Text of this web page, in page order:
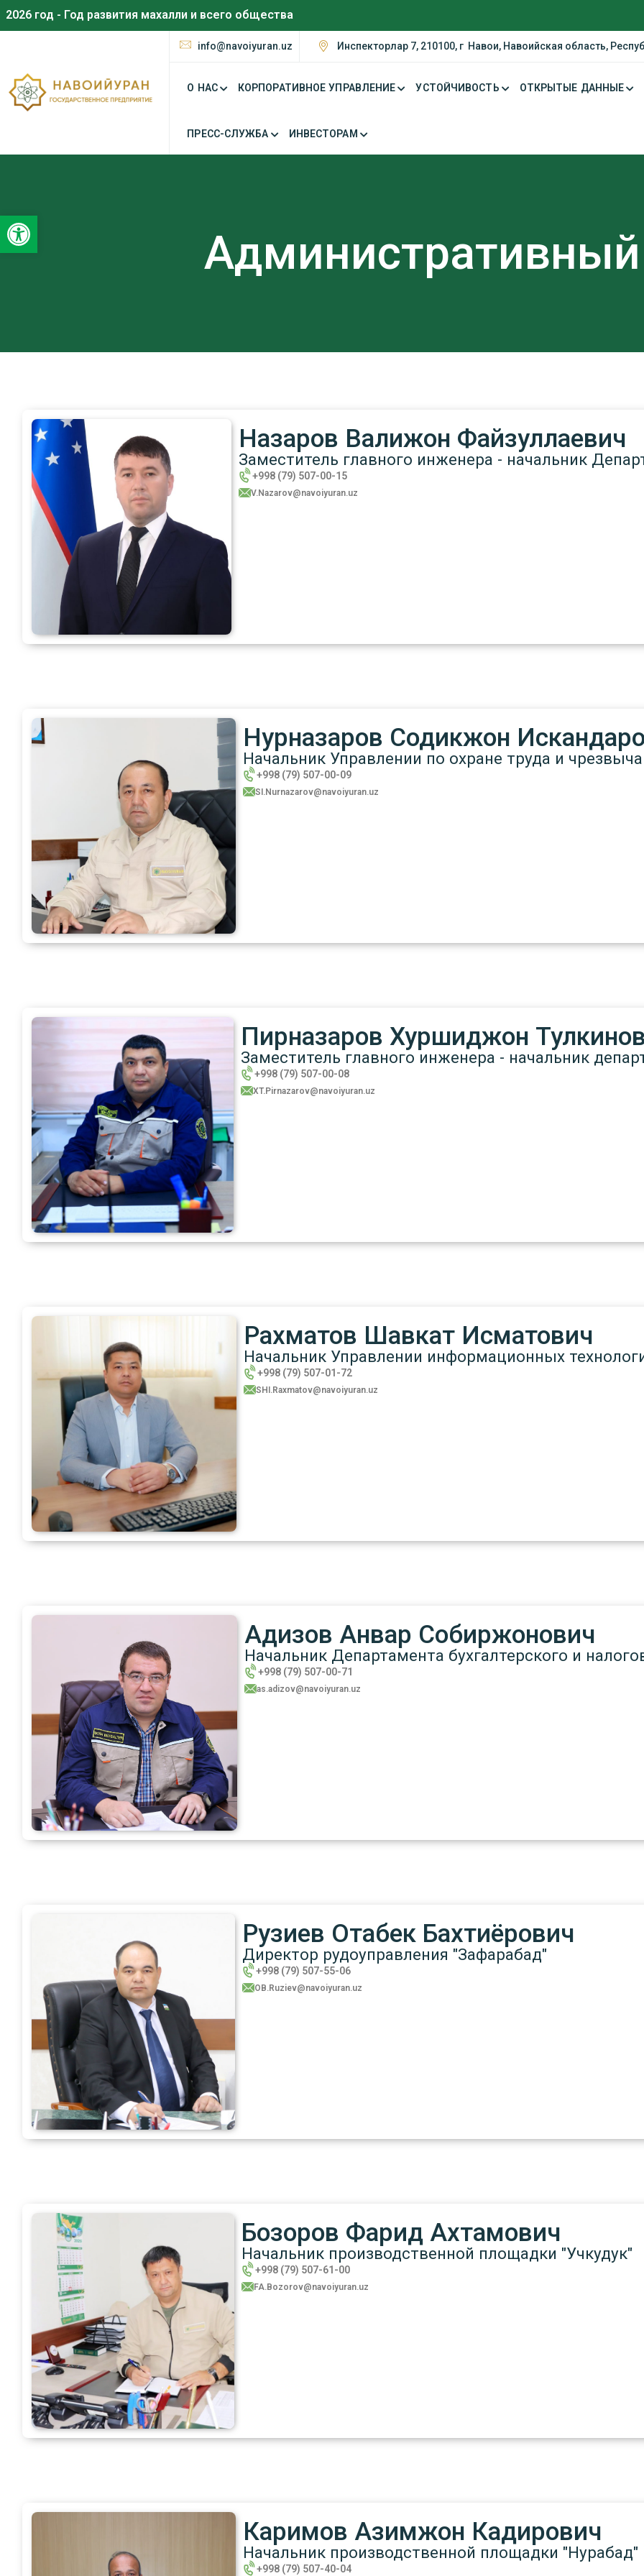
Открыть панель инструментов
2026 год - Год развития махалли и всего общества
info@navoiyuran.uz Инспекторлар 7, 210100, г Навои, Навоийская область,
О НАС КОРПОРАТИВНОЕ УПРАВЛЕНИЕ УСТОЙЧИВОСТЬ ОТКРЫТЫЕ ДАННЫЕ
ПРЕСС-СЛУЖБА ИНВЕСТОРАМ
Назаров Валижон Файзуллаевич
Заместитель главного инженера - начальник
+998 (79) 507-00-15
V.Nazarov@navoiyuran.uz
Нурназаров Содикжон
Начальник Управлении по охране труда и
+998 (79) 507-00-09
SI.Nurnazarov@navoiyuran.uz
Пирназаров Хуршиджон
Заместитель главного инженера - начальник
+998 (79) 507-00-08
XT.Pirnazarov@navoiyuran.uz
Рахматов Шавкат Исматович
Начальник Управлении информационных
+998 (79) 507-01-72
SHI.Raxmatov@navoiyuran.uz
Адизов Анвар Собиржонович
Начальник Департамента бухгалтерского и
+998 (79) 507-00-71
as.adizov@navoiyuran.uz
Рузиев Отабек Бахтиёрович
Директор рудоуправления "Зафарабад"
+998 (79) 507-55-06
OB.Ruziev@navoiyuran.uz
Бозоров Фарид Ахтамович
Начальник производственной площадки "Учкудук"
+998 (79) 507-61-00
FA.Bozorov@navoiyuran.uz
Каримов Азимжон Кадирович
Начальник производственной площадки "Нурабад"
+998 (79) 507-40-04